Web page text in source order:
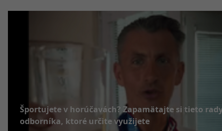
Športujete v horúčavách? Zapamätajte si tieto
odborníka, ktoré určite využijete